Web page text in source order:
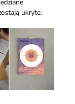
ukryte.